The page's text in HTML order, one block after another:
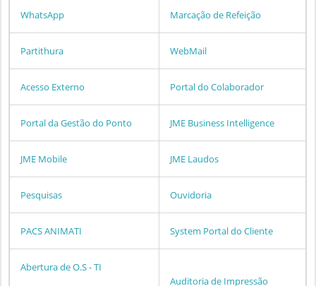
WhatsApp Marcação de Refeição
Partithura WebMail
Acesso Externo Portal do Colaborador
Portal da Gestão do Ponto JME Business Intelligence
JME Mobile JME Laudos
Pesquisas Ouvidoria
PACS ANIMATI System Portal do Cliente
Abertura de O.S - TI
Auditoria de Impressão